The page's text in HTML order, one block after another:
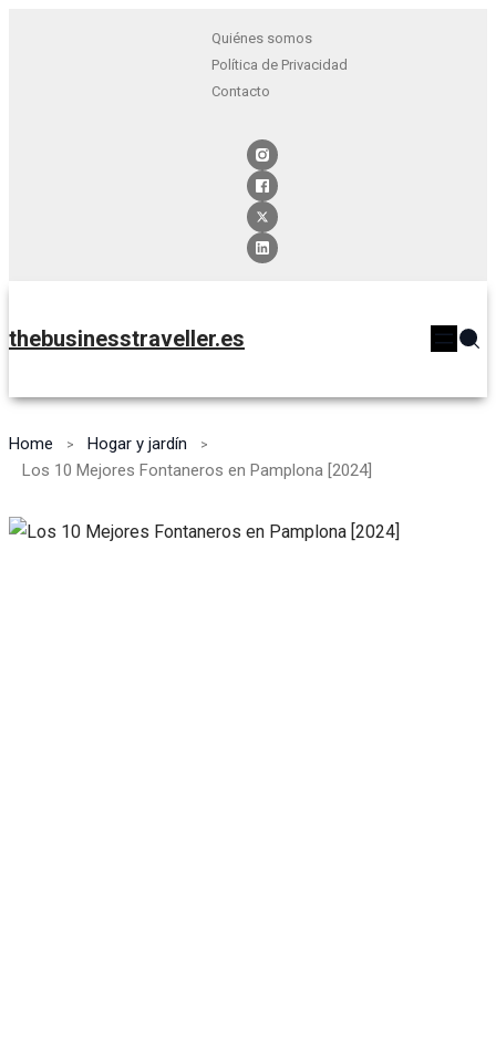
Quiénes somos
Política de Privacidad
Contacto
thebusinesstraveller.es
Home
Hogar y jardín
Los 10 Mejores Fontaneros en Pamplona [2024]